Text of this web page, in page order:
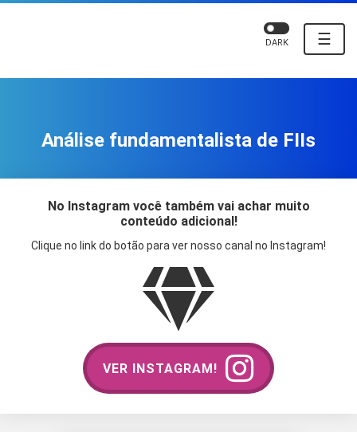
☰
DARK
Análise fundamentalista de FIIs
No Instagram você também vai achar muito
conteúdo adicional!
Clique no link do botão para ver nosso canal no Instagram!
VER INSTAGRAM!